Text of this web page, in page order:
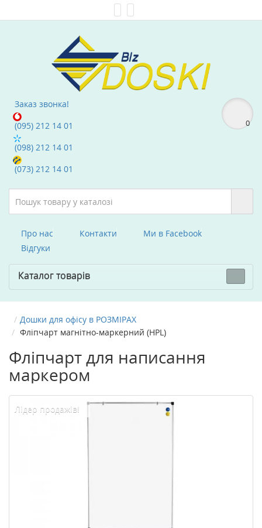
Заказ звонка!
(095) 212 14 01
(098) 212 14 01
(073) 212 14 01
0
Про нас Контакти
Ми в Facebook
Вiдгуки
Каталог товарів
Дошки для офісу в РОЗМІРАХ
Фліпчарт магнітно-маркерний (HPL)
Фліпчарт для написання
маркером
Лідер продажів!